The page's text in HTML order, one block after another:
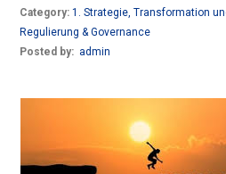
Category:1. Strategie, Transformation
Regulierung & Governance
Posted by: admin